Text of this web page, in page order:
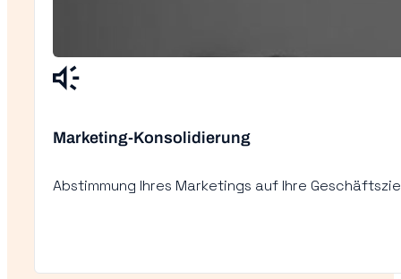
Marketing-Konsolidierung
Abstimmung Ihres Marketings auf Ihre